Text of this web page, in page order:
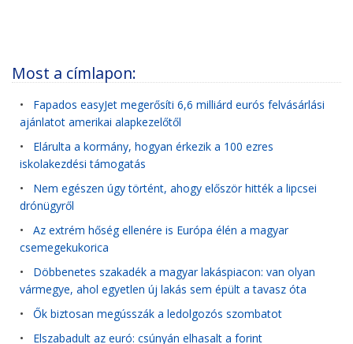
Most a címlapon:
• Fapados easyJet megerősíti 6,6 milliárd eurós felvásárlási
ajánlatot amerikai alapkezelőtől
• Elárulta a kormány, hogyan érkezik a 100 ezres
iskolakezdési támogatás
• Nem egészen úgy történt, ahogy először hitték a lipcsei
drónügyről
• Az extrém hőség ellenére is Európa élén a magyar
csemegekukorica
• Döbbenetes szakadék a magyar lakáspiacon: van olyan
vármegye, ahol egyetlen új lakás sem épült a tavasz óta
• Ők biztosan megússzák a ledolgozós szombatot
• Elszabadult az euró: csúnyán elhasalt a forint